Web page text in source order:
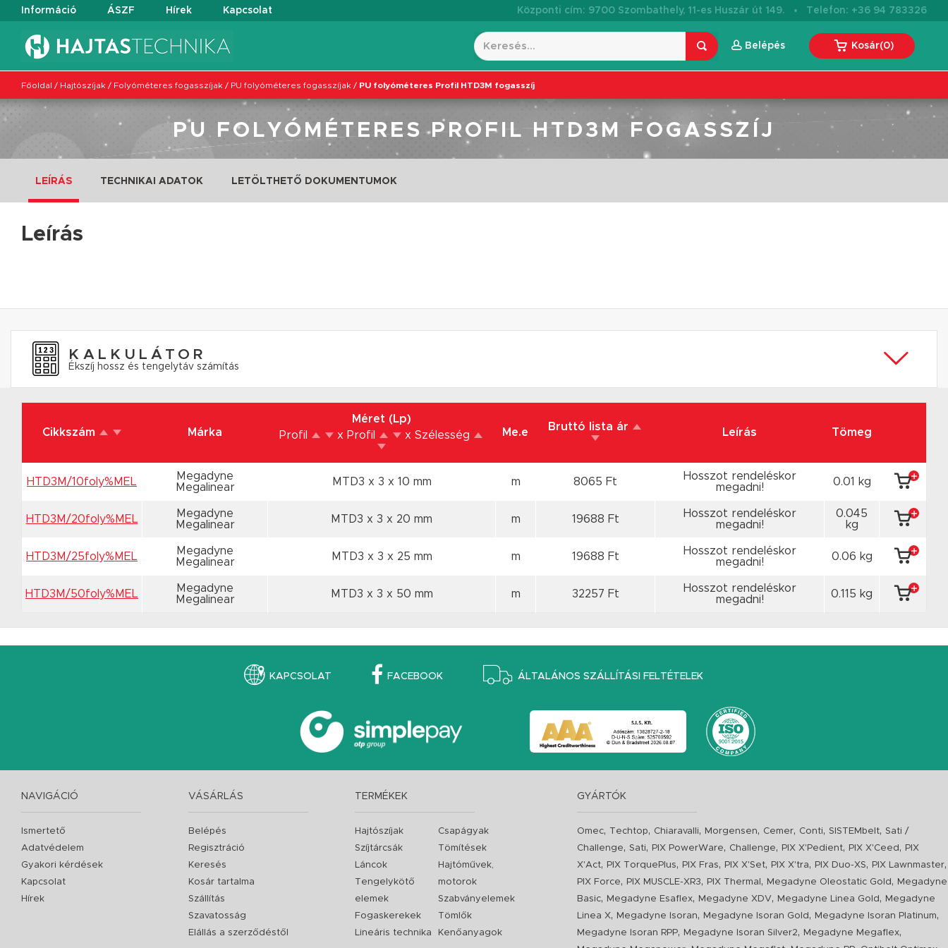
Információ ÁSZF Hírek Kapcsolat Központi cím: 9700 Szombathely, 11-es Huszár út 149. · Telefon: +36 94 783326
Belépés Kosár(0)
Főoldal / Hajtószíjak / Folyóméteres fogasszíjak / PU folyóméteres fogasszíjak / PU folyóméteres Profil HTD3M fogasszíj
PU FOLYÓMÉTERES PROFIL HTD3M FOGASSZÍJ
LEÍRÁS TECHNIKAI ADATOK LETÖLTHETŐ DOKUMENTUMOK
Leírás
KALKULÁTOR
Ékszíj hossz és tengelytáv számítás
Cikkszám Márka
Méret (Lp)
Profil
x Profil x Szélesség Me.e Bruttó lista ár Leírás Tömeg
HTD3M/10foly%MEL
Megadyne
Megalinear
MTD3 x 3 x 10 mm m 8065 Ft
Hosszot rendeléskor
megadni!
0.01 kg
HTD3M/20foly%MEL
Megadyne
Megalinear
MTD3 x 3 x 20 mm m 19688 Ft
Hosszot rendeléskor
megadni!
0.045
kg
HTD3M/25foly%MEL
Megadyne
Megalinear
MTD3 x 3 x 25 mm m 19688 Ft
Hosszot rendeléskor
megadni!
0.06 kg
HTD3M/50foly%MEL
Megadyne
Megalinear
MTD3 x 3 x 50 mm m 32257 Ft
Hosszot rendeléskor
megadni!
0.115 kg
KAPCSOLAT FACEBOOK ÁLTALÁNOS SZÁLLÍTÁSI FELTÉTELEK
NAVIGÁCIÓ
Ismertető
Adatvédelem
Gyakori kérdések
Kapcsolat
Hírek
VÁSÁRLÁS
Belépés
Regisztráció
Keresés
Kosár tartalma
Szállítás
Szavatosság
Elállás a szerződéstől
TERMÉKEK
Hajtószíjak
Szíjtárcsák
Láncok
Tengelykötő
elemek
Fogaskerekek
Lineáris technika
Csapágyak
Tömítések
Hajtóművek,
motorok
Szabványelemek
Tömlők
Kenőanyagok
GYÁRTÓK
Omec, Techtop, Chiaravalli, Morgensen, Cemer, Conti,SISTEMbelt,Sati /
Challenge,Sati, PIX PowerWare, Challenge, PIX X'Pedient, PIX X'Ceed ,
PIX
X'Act, PIX TorquePlus, PIX Fras, PIX X'Set, PIX X'tra, PIX Duo-XS, PIX Lawnmaster,
PIX Force, PIX MUSCLE-XR3, PIX Thermal , Megadyne Oleostatic Gold ,
Megadyne
Basic, Megadyne Esaflex, Megadyne XDV, Megadyne Linea Gold ,
Megadyne
Linea X, Megadyne Isoran, Megadyne Isoran Gold , Megadyne Isoran Platinum,
Megadyne Isoran RPP, Megadyne Isoran Silver2, Megadyne Megaflex,